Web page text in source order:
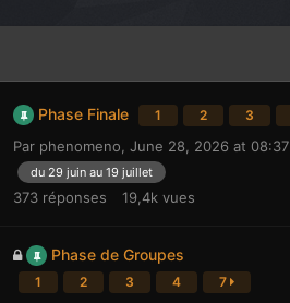
Phase Finale 1 2 3
Par phenomeno June 28, 2026 at 08:37
du 29 juin au 19 juillet
373 réponses 19,4k vues
Phase de Groupes
1 2 3 4 7